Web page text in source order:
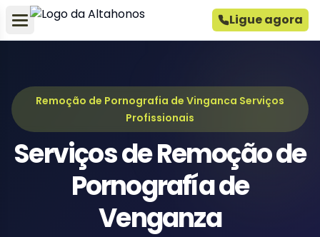
Ligue agora
Remoção de Pornografia de Vinganca Serviços
Profissionais
Serviços de Remoção de
Pornografía de
Venganza